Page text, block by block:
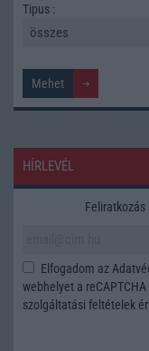
Tipus :
HÍRLEVÉL
Elfogadom az
webhelyet a
szolgáltatási feltételek